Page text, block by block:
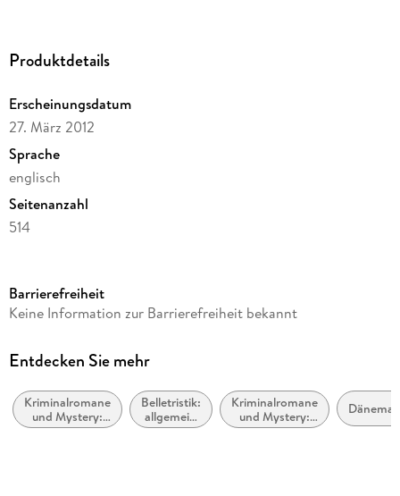
our time, a new classic.
Produktdetails
Erscheinungsdatum
27. März 2012
Sprache
englisch
Seitenanzahl
514
Verlag/Hersteller
Produktart
Gewicht
698 g
Barrierefreiheit
Keine Information zur Barrierefreiheit bekannt
Entdecken Sie mehr
Kriminalromane
und Mystery:
Ermittlerinnen
Belletristik:
allgemein
und
Kriminalromane
und Mystery:
Hard Boiled,